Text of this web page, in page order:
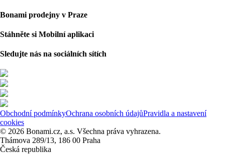
Bonami prodejny v Praze
Stáhněte si Mobilní aplikaci
Sledujte nás na sociálních sítích
Obchodní podmínkyOchrana osobních údajůPravidla a nastavení
cookies
© 2026 Bonami.cz, a.s. Všechna práva vyhrazena.
Thámova 289/13, 186 00 Praha
Česká republika